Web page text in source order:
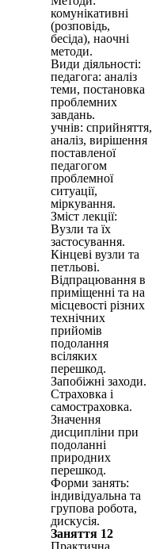
комунікативні
(розповідь,
бесіда), наочні
методи.
Види діяльності:
педагога: аналіз
теми, постановка
проблемних
завдань.
учнів: сприйняття,
аналіз, вирішення
поставленої
педагогом
проблемної
ситуації,
міркування.
Зміст лекції:
Вузли та їх
застосування.
Кінцеві вузли та
петльові.
Відпрацювання в
приміщенні та на
місцевості різних
технічних
прийомів
подолання
всіляких
перешкод.
Запобіжні заходи.
Страховка і
самостраховка.
Значення
дисципліни при
подоланні
природних
перешкод.
Форми занять:
індивідуальна та
групова робота,
дискусія.
Заняття 12
Практична